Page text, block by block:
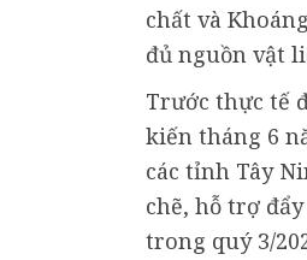
chất và
đủ nguồn vật
Trước thực tế
kiến tháng 6
các tỉnh Tây
chẽ, hỗ trợ
trong quý 3/